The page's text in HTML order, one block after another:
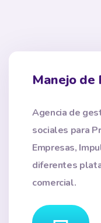
Manejo de
Agencia de
sociales para
Empresas,
diferentes
comercial.